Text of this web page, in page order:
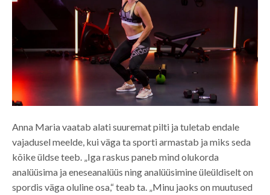
Anna Maria vaatab alati suuremat pilti ja tuletab endale
vajadusel meelde, kui väga ta sporti armastab ja miks seda
kõike üldse teeb. „Iga raskus paneb mind olukorda
analüüsima ja eneseanalüüs ning analüüsimine üleüldiselt on
spordis väga oluline osa,“ teab ta. „Minu jaoks on muutused